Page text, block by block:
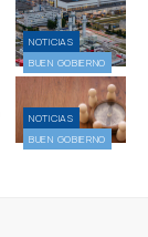
NOTICIAS
BUEN GOBIERNO
NOTICIAS
BUEN GOBIERNO